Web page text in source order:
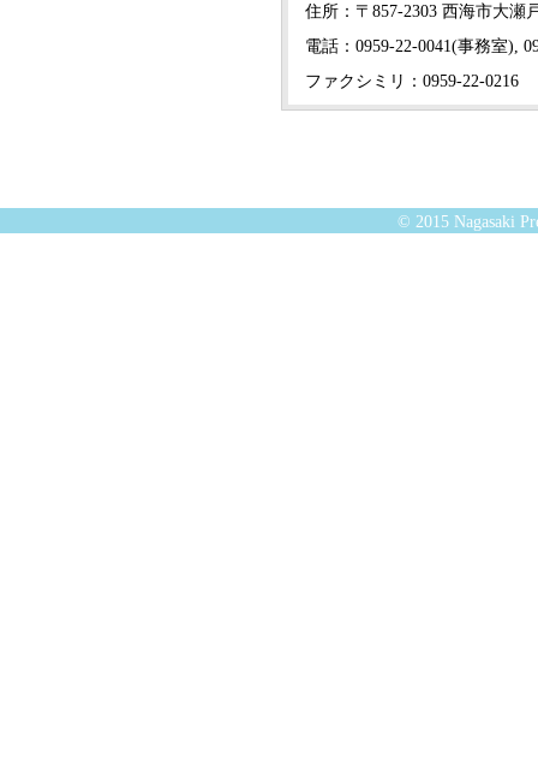
住所：〒857-2303 西海市大瀬
電話：0959-22-0041(事務室),
ファクシミリ：0959-22-0216
© 2015 Nagasaki